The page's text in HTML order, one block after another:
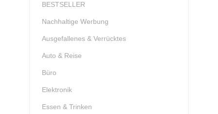
BESTSELLER
Nachhaltige Werbung
Ausgefallenes & Verrücktes
Auto & Reise
Büro
Elektronik
Essen & Trinken